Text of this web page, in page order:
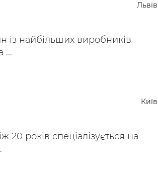
Львів
із найбільших виробників
...
Київ
років спеціалізується на